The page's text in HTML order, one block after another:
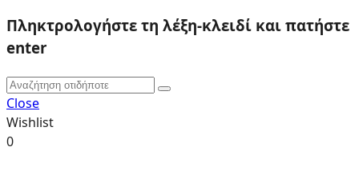
Πληκτρολογήστε τη λέξη-κλειδί και πατήστε
enter
Close
Wishlist
0